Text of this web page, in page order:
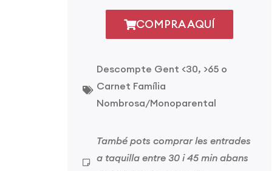
COMPRA AQUÍ
Descompte Gent <30, >65 o
Carnet Família
Nombrosa/Monoparental
També pots comprar les entrades
a taquilla entre 30 i 45 min abans